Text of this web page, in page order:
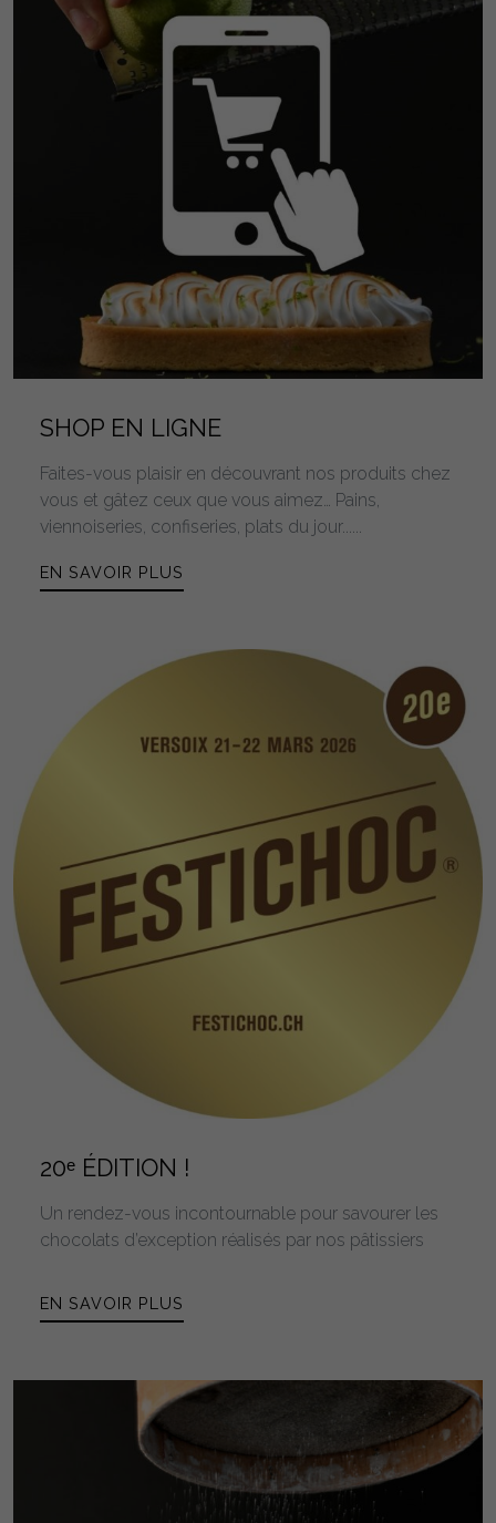
SHOP EN LIGNE
Faites-vous plaisir en découvrant nos produits chez
vous et gâtez ceux que vous aimez… Pains,
viennoiseries, confiseries, plats du jour......
EN SAVOIR PLUS
20ᵉ ÉDITION !
Un rendez-vous incontournable pour savourer les
chocolats d’exception réalisés par nos pâtissiers
EN SAVOIR PLUS